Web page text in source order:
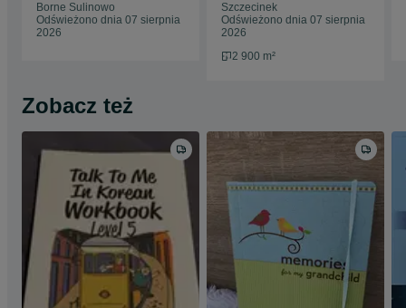
Borne Sulinowo
Odświeżono dnia 07 sierpnia
2026
Szczecinek
Odświeżono dnia 07 sierpnia
2026
2 900 m²
Zobacz też